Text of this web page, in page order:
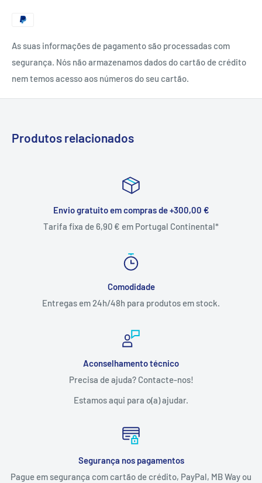
As suas informações de pagamento são processadas com
segurança. Nós não armazenamos dados do cartão de crédito
nem temos acesso aos números do seu cartão.
Produtos relacionados
Envio gratuito em compras de +300,00 €
Tarifa fixa de 6,90 € em Portugal Continental*
Comodidade
Entregas em 24h/48h para produtos em stock.
Aconselhamento técnico
Precisa de ajuda? Contacte-nos!
Estamos aqui para o(a) ajudar.
Segurança nos pagamentos
Pague em segurança com cartão de crédito, PayPal, MB Way ou